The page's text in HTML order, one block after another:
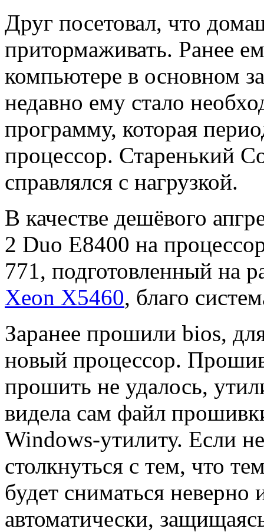
Друг посетовал, что
притормаживать. Ранее
компьютере в основном
недавно ему стало
программу, которая
процессор. Старенький
справлялся с нагрузкой.
В качестве дешёвого
2 Duo E8400 на
771, подготовленный на
Xeon X5460, благо
Заранее прошили bios,
новый процессор.
прошить не удалось,
видела сам файл
Windows-утилиту. Если
столкнуться с тем, что
будет сниматься неверно
автоматически,